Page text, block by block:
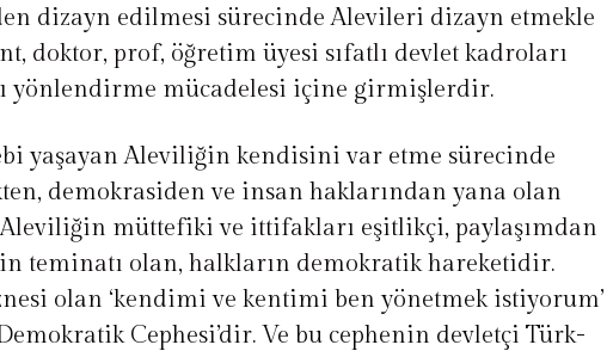
dizayn edilmesi sürecinde Alevileri dizayn etmekle
doktor, prof, öğretim üyesi sıfatlı devlet kadroları
yönlendirme mücadelesi içine girmişlerdir.
yaşayan Aleviliğin kendisini var etme sürecinde
demokrasiden ve insan haklarından yana olan
Aleviliğin müttefiki ve ittifakları eşitlikçi, paylaşımdan
teminatı olan, halkların demokratik hareketidir.
olan ‘kendimi ve kentimi ben yönetmek istiyorum’
Cephesi’dir. Ve bu cephenin devletçi Türk-